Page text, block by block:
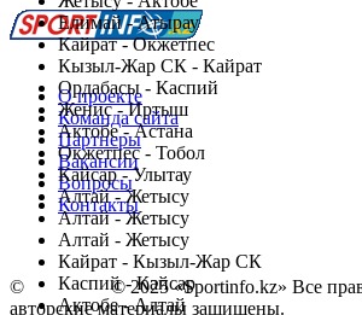
Елимай - Атырау
Кайрат - Окжетпес
Кызыл-Жар СК - Кайрат
Ордабасы - Каспий
Женис - Иртыш
Актобе - Астана
Окжетпес - Тобол
Кайсар - Улытау
Алтай - Жетысу
Алтай - Жетысу
Алтай - Жетысу
Кайрат - Кызыл-Жар СК
Каспий - Кайсар
Актобе - Алтай
О проекте
Команда сайта
Партнеры
Вакансии
Вопросы
Контакты
© Copyright© 2025 «Sportinfo.kz» Все
авторские материалы защищены.